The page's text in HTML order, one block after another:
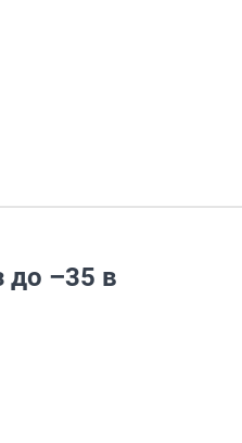
до –35 в